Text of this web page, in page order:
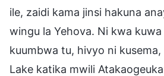
ile, zaidi kama jinsi hakuna
wingu la Yehova. Ni kwa
kuumbwa tu, hivyo ni
Lake katika mwili